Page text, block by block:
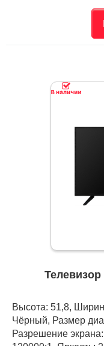
Телевизор
Высота: 51,8,
Чёрный, Размер
Разрешение